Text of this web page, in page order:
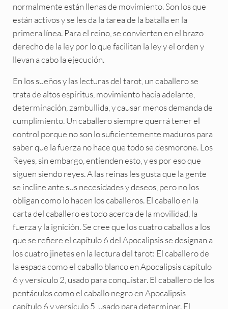
normalmente están llenas de movimiento. Son los que
están activos y se les da la tarea de la batalla en la
primera línea. Para el reino, se convierten en el brazo
derecho de la ley por lo que facilitan la ley y el orden y
llevan a cabo la ejecución.
En los sueños y las lecturas del tarot, un caballero se
trata de altos espíritus, movimiento hacia adelante,
determinación, zambullida, y causar menos demanda de
cumplimiento. Un caballero siempre querrá tener el
control porque no son lo suficientemente maduros para
saber que la fuerza no hace que todo se desmorone. Los
Reyes, sin embargo, entienden esto, y es por eso que
siguen siendo reyes. A las reinas les gusta que la gente
se incline ante sus necesidades y deseos, pero no los
obligan como lo hacen los caballeros. El caballo en la
carta del caballero es todo acerca de la movilidad, la
fuerza y la ignición. Se cree que los cuatro caballos a los
que se refiere el capítulo 6 del Apocalipsis se designan a
los cuatro jinetes en la lectura del tarot: El caballero de
la espada como el caballo blanco en Apocalipsis capítulo
6 y versículo 2, usado para conquistar. El caballero de los
pentáculos como el caballo negro en Apocalipsis
capítulo 6 y versículo 5, usado para determinar. El